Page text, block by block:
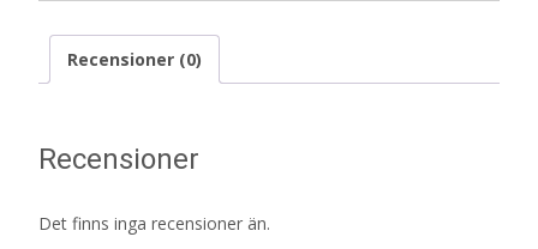
Recensioner (0)
Recensioner
Det finns inga recensioner än.